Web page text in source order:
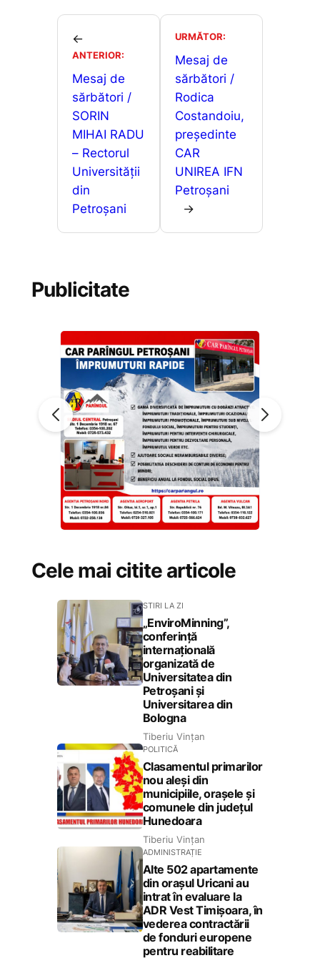
e
o
o
k
l
s
A
p
p
s
e
n
g
er
ta
a
z
ă
←
ANTERIOR:
Mesaj de
sărbători /
SORIN
MIHAI RADU
– Rectorul
Universității
din
Petroșani
URMĂTOR:
Mesaj de
sărbători /
Rodica
Costandoiu,
președinte
CAR
UNIREA IFN
Petroșani
→
Publicitate
Cele mai citite articole
STIRI LA ZI
„EnviroMinning”,
conferință
internațională
organizată de
Universitatea din
Petroșani și
Universitarea din
Bologna
Tiberiu Vințan
POLITICĂ
Clasamentul primarilor
nou aleși din
municipiile, orașele și
comunele din județul
Hunedoara
Tiberiu Vințan
ADMINISTRAȚIE
Alte 502 apartamente
din orașul Uricani au
intrat în evaluare la
ADR Vest Timișoara, în
vederea contractării
de fonduri europene
pentru reabilitare